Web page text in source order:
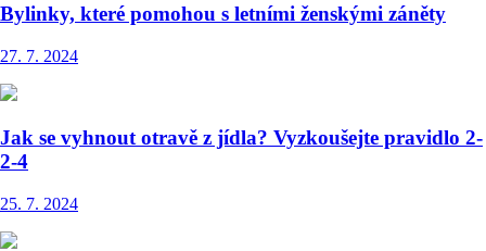
Bylinky, které pomohou s letními ženskými záněty
27. 7. 2024
Jak se vyhnout otravě z jídla? Vyzkoušejte pravidlo 2-
2-4
25. 7. 2024